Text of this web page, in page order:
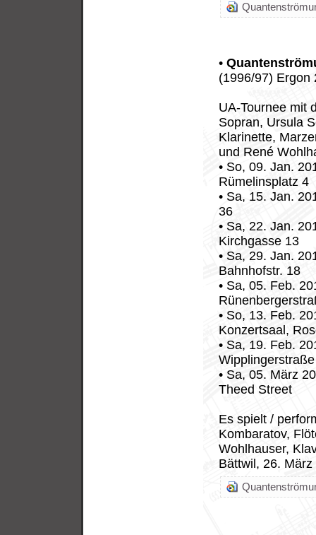
•
(1996/97) Ergon
UA-Tournee mit
Sopran, Ursula
Klarinette,
und René
• So, 09. Jan.
Rümelinsplatz 4
• Sa, 15. Jan.
36
• Sa, 22. Jan.
Kirchgasse 13
• Sa, 29. Jan.
Bahnhofstr. 18
• Sa, 05. Feb.
• So, 13. Feb.
Konzertsaal,
• Sa, 19. Feb.
• Sa, 05. März
Theed Street
Es spielt /
Kombaratov,
Wohlhauser,
Bättwil, 26. März